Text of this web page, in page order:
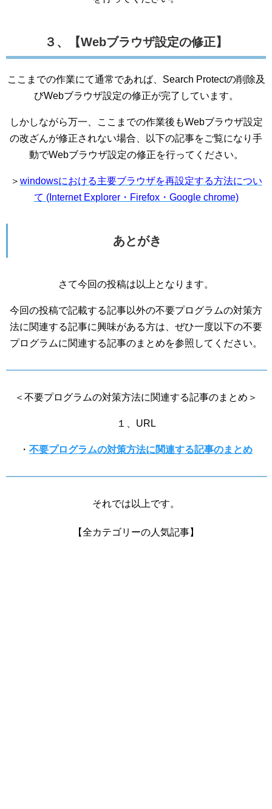
３、【Webブラウザ設定の修正】
ここまでの作業にて通常であれば、Search Protectの削除及
びWebブラウザ設定の修正が完了しています。
しかしながら万一、ここまでの作業後もWebブラウザ設定
の改ざんが修正されない場合、以下の記事をご覧になり手
動でWebブラウザ設定の修正を行ってください。
＞ windowsにおける主要ブラウザを再設定する方法につい
て (Internet Explorer・Firefox・Google chrome)
あとがき
さて今回の投稿は以上となります。
今回の投稿で記載する記事以外の不要プログラムの対策方
法に関連する記事に興味がある方は、ぜひ一度以下の不要
プログラムに関連する記事のまとめを参照してください。
＜不要プログラムの対策方法に関連する記事のまとめ＞
１、URL
・ 不要プログラムの対策方法に関連する記事のまとめ
それでは以上です。
【全カテゴリーの人気記事】